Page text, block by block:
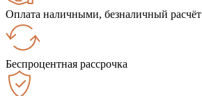
Оплата наличными, безналичный расчёт
Беспроцентная рассрочка